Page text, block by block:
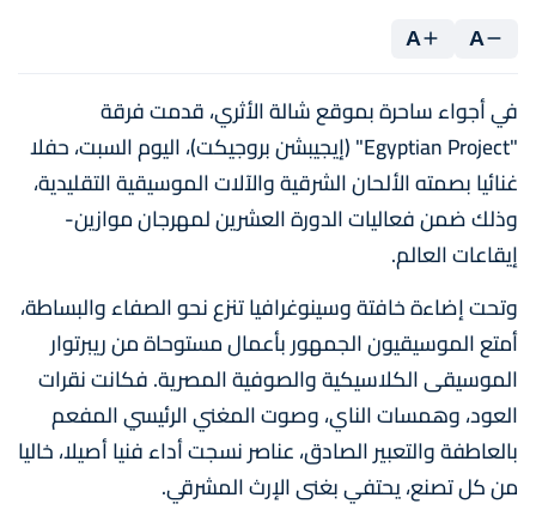
A
A
في أجواء ساحرة بموقع شالة الأثري، قدمت فرقة
"Egyptian Project" (إيجيبشن بروجيكت)، اليوم السبت، حفلا
غنائيا بصمته الألحان الشرقية والآلات الموسيقية التقليدية،
وذلك ضمن فعاليات الدورة العشرين لمهرجان موازين-
إيقاعات العالم.
وتحت إضاءة خافتة وسينوغرافيا تنزع نحو الصفاء والبساطة،
أمتع الموسيقيون الجمهور بأعمال مستوحاة من ريبرتوار
الموسيقى الكلاسيكية والصوفية المصرية. فكانت نقرات
العود، وهمسات الناي، وصوت المغني الرئيسي المفعم
بالعاطفة والتعبير الصادق، عناصر نسجت أداء فنيا أصيلا، خاليا
من كل تصنع، يحتفي بغنى الإرث المشرقي.